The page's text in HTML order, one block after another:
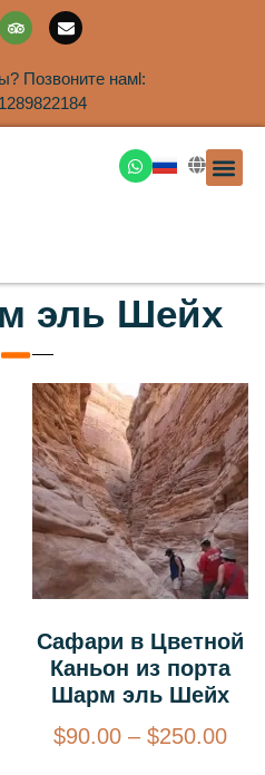
Позвоните намl:
эль Шейх
Сафари в Цветной
Каньон из порта
Шарм эль Шейх
$90.00 – $250.00